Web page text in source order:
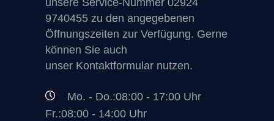
unsere Service-Nummer 02924
9740455 zu den angegebenen
Öffnungszeiten zur Verfügung. Gerne
können Sie auch
unser Kontaktformular nutzen.
Mo. - Do.:08:00 - 17:00 Uhr
Fr.:08:00 - 14:00 Uhr